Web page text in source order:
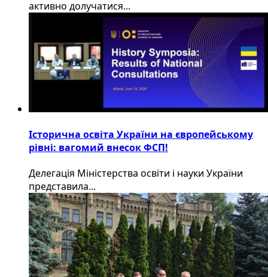
активно долучатися...
Історична освіта України на європейському
рівні: вагомий внесок ФСП!
Делегація Міністерства освіти і науки України
представила...